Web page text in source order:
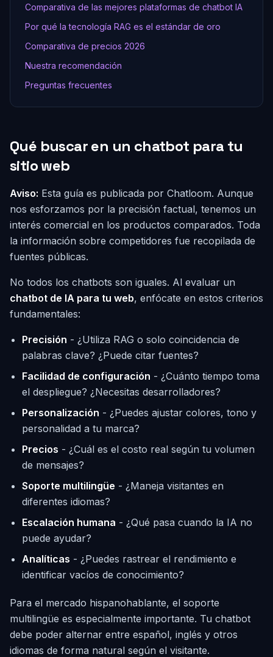
Comparativa de las mejores plataformas de chatbot IA
Por qué la tecnología RAG es el estándar de oro
Comparativa de precios 2026
Nuestra recomendación
Preguntas frecuentes
Qué buscar en un chatbot para tu
sitio web
Aviso: Esta guía es publicada por Chatloom. Aunque
nos esforzamos por la precisión factual, tenemos un
interés comercial en los productos comparados. Toda
la información sobre competidores fue recopilada de
fuentes públicas.
No todos los chatbots son iguales. Al evaluar un
chatbot de IA para tu web, enfócate en estos criterios
fundamentales:
Precisión - ¿Utiliza RAG o solo coincidencia de
palabras clave? ¿Puede citar fuentes?
Facilidad de configuración - ¿Cuánto tiempo toma
el despliegue? ¿Necesitas desarrolladores?
Personalización - ¿Puedes ajustar colores, tono y
personalidad a tu marca?
Precios - ¿Cuál es el costo real según tu volumen
de mensajes?
Soporte multilingüe - ¿Maneja visitantes en
diferentes idiomas?
Escalación humana - ¿Qué pasa cuando la IA no
puede ayudar?
Analíticas - ¿Puedes rastrear el rendimiento e
identificar vacíos de conocimiento?
Para el mercado hispanohablante, el soporte
multilingüe es especialmente importante. Tu chatbot
debe poder alternar entre español, inglés y otros
idiomas de forma natural según el visitante.